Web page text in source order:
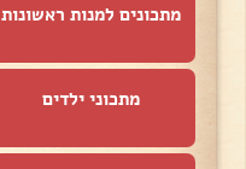
מתכונים למנות ראשונות
מתכוני ילדים